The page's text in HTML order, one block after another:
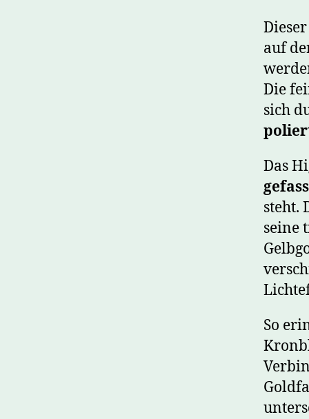
auf
Die
sich
Das
steht.
seine
So